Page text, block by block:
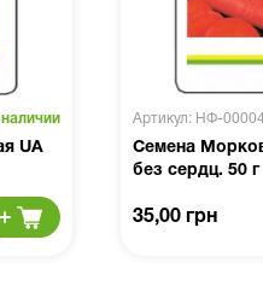
наличии
UA
Артикул: НФ-
Семена
без сердц. 50
35,00 грн